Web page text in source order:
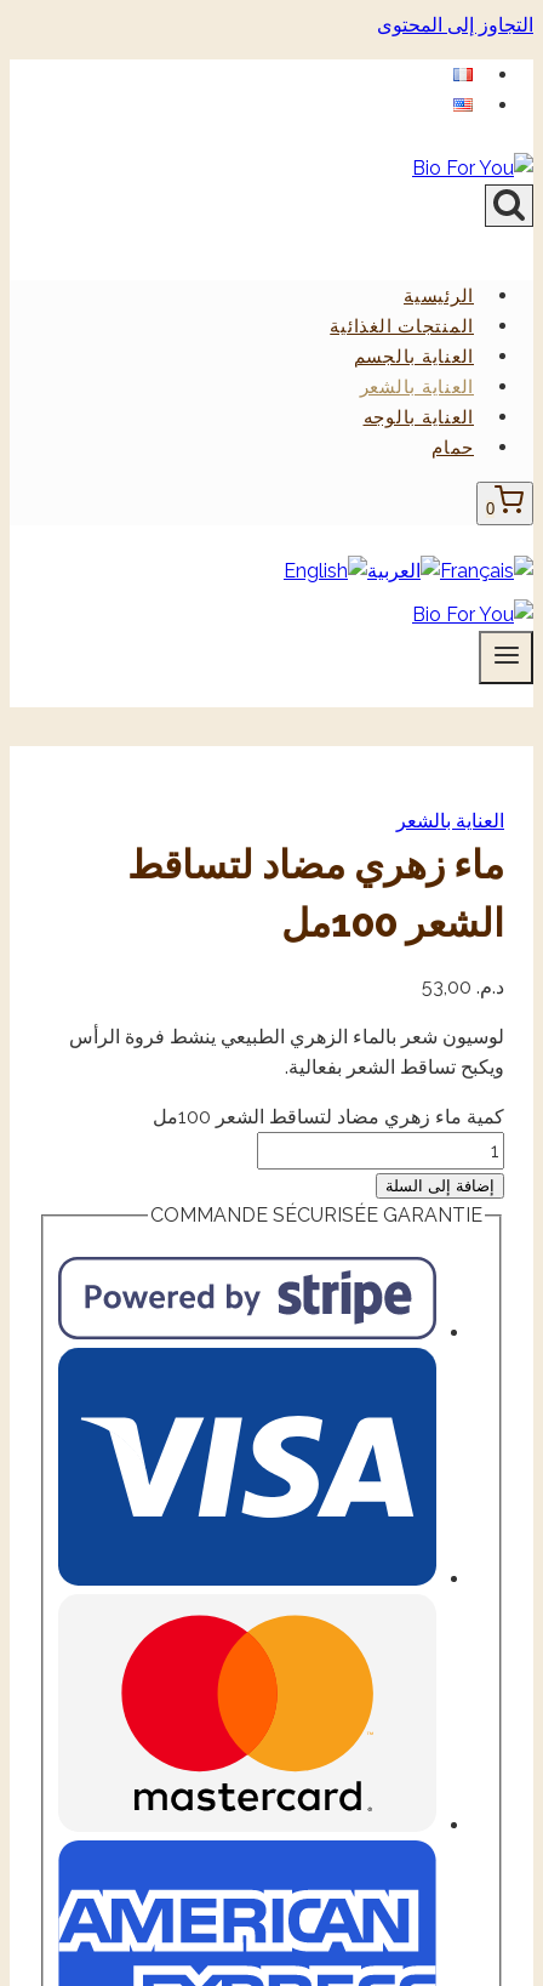
التجاوز إلى المحتوى
الرئيسية
المنتجات الغذائية
العناية بالجسم
العناية بالشعر
العناية بالوجه
حمام
0
العناية بالشعر
ماء زهري مضاد لتساقط
الشعر 100مل
د.م.
لوسيون شعر بالماء الزهري الطبيعي ينشط فروة الرأس
ويكبح تساقط الشعر بفعالية.
كمية ماء زهري مضاد لتساقط الشعر 100مل
إضافة إلى السلة
COMMANDE SÉCURISÉE GARANTIE